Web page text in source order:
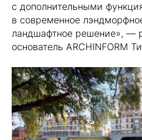
с дополнительными
в современное
ландшафтное решение», —
основатель ARCHINFORM